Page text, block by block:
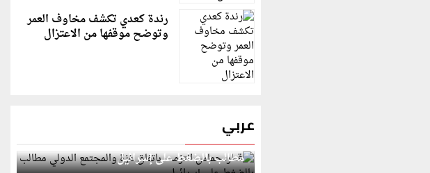
رندة كعدي تكشف مخاوف العمر
وتوضح موقفها من الاعتزال
عربي
قطر: حماس التزمت باتفاق غزة والمجتمع الدولي
مطالب بالضغط على إسرائيل